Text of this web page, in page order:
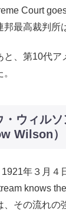
Court
最高裁判所
と、第10代ア
ウィルソ
Wilson）
年３月４
knows
、その流れの